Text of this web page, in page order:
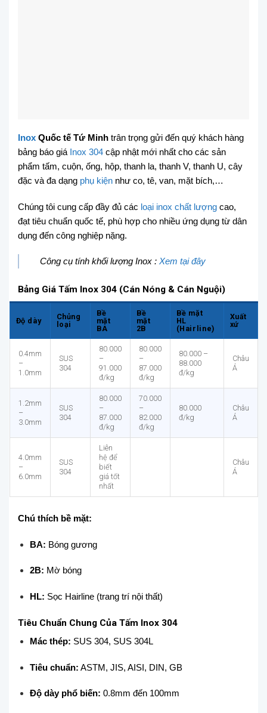
Inox Quốc tế Tứ Minh trân trọng gửi đến quý khách hàng
bảng báo giá Inox 304 cập nhật mới nhất cho các sản
phẩm tấm, cuộn, ống, hộp, thanh la, thanh V, thanh U, cây
đặc và đa dạng phụ kiện như co, tê, van, mặt bích,…
Chúng tôi cung cấp đầy đủ các loại inox chất lượng cao,
đạt tiêu chuẩn quốc tế, phù hợp cho nhiều ứng dụng từ dân
dụng đến công nghiệp nặng.
Công cụ tính khối lượng Inox : Xem tại đây
Bảng Giá Tấm Inox 304 (Cán Nóng & Cán Nguội)
Độ dày
Chủng
loại
Bề
mặt
BA
Bề
mặt
2B
Bề mặt
HL
(Hairline)
Xuất
xứ
0.4mm
–
1.0mm
SUS
304
80.000
–
91.000
đ/kg
80.000
–
87.000
đ/kg
80.000 –
88.000
đ/kg
Châu
Á
1.2mm
–
3.0mm
SUS
304
80.000
–
87.000
đ/kg
70.000
–
82.000
đ/kg
80.000
đ/kg
Châu
Á
4.0mm
–
6.0mm
SUS
304
Liên
hệ để
biết
giá tốt
nhất
Châu
Á
Chú thích bề mặt:
BA: Bóng gương
2B: Mờ bóng
HL: Sọc Hairline (trang trí nội thất)
Tiêu Chuẩn Chung Của Tấm Inox 304
Mác thép: SUS 304, SUS 304L
Tiêu chuẩn: ASTM, JIS, AISI, DIN, GB
Độ dày phổ biến: 0.8mm đến 100mm